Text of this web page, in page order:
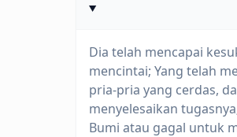
Dia telah mencapai
mencintai; Yang telah
pria-pria yang cerdas,
menyelesaikan
Bumi atau gagal untuk